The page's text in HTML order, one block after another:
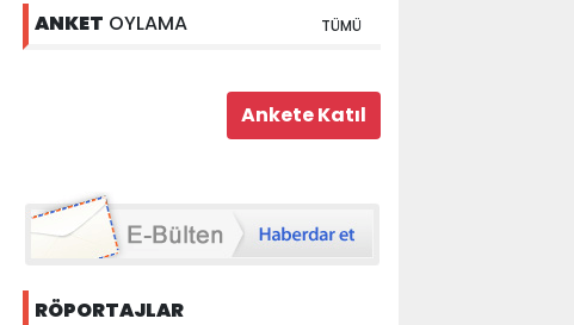
ANKET OYLAMA TÜMÜ
RÖPORTAJLAR